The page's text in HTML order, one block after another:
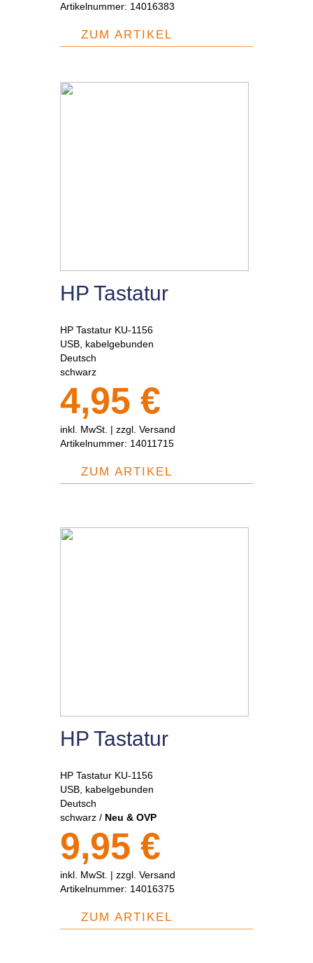
Artikelnummer: 14016383
ZUM ARTIKEL
HP Tastatur
HP Tastatur KU-1156
USB, kabelgebunden
Deutsch
schwarz
4,95 €
inkl. MwSt. | zzgl. Versand
Artikelnummer: 14011715
ZUM ARTIKEL
HP Tastatur
HP Tastatur KU-1156
USB, kabelgebunden
Deutsch
schwarz / Neu & OVP
9,95 €
inkl. MwSt. | zzgl. Versand
Artikelnummer: 14016375
ZUM ARTIKEL